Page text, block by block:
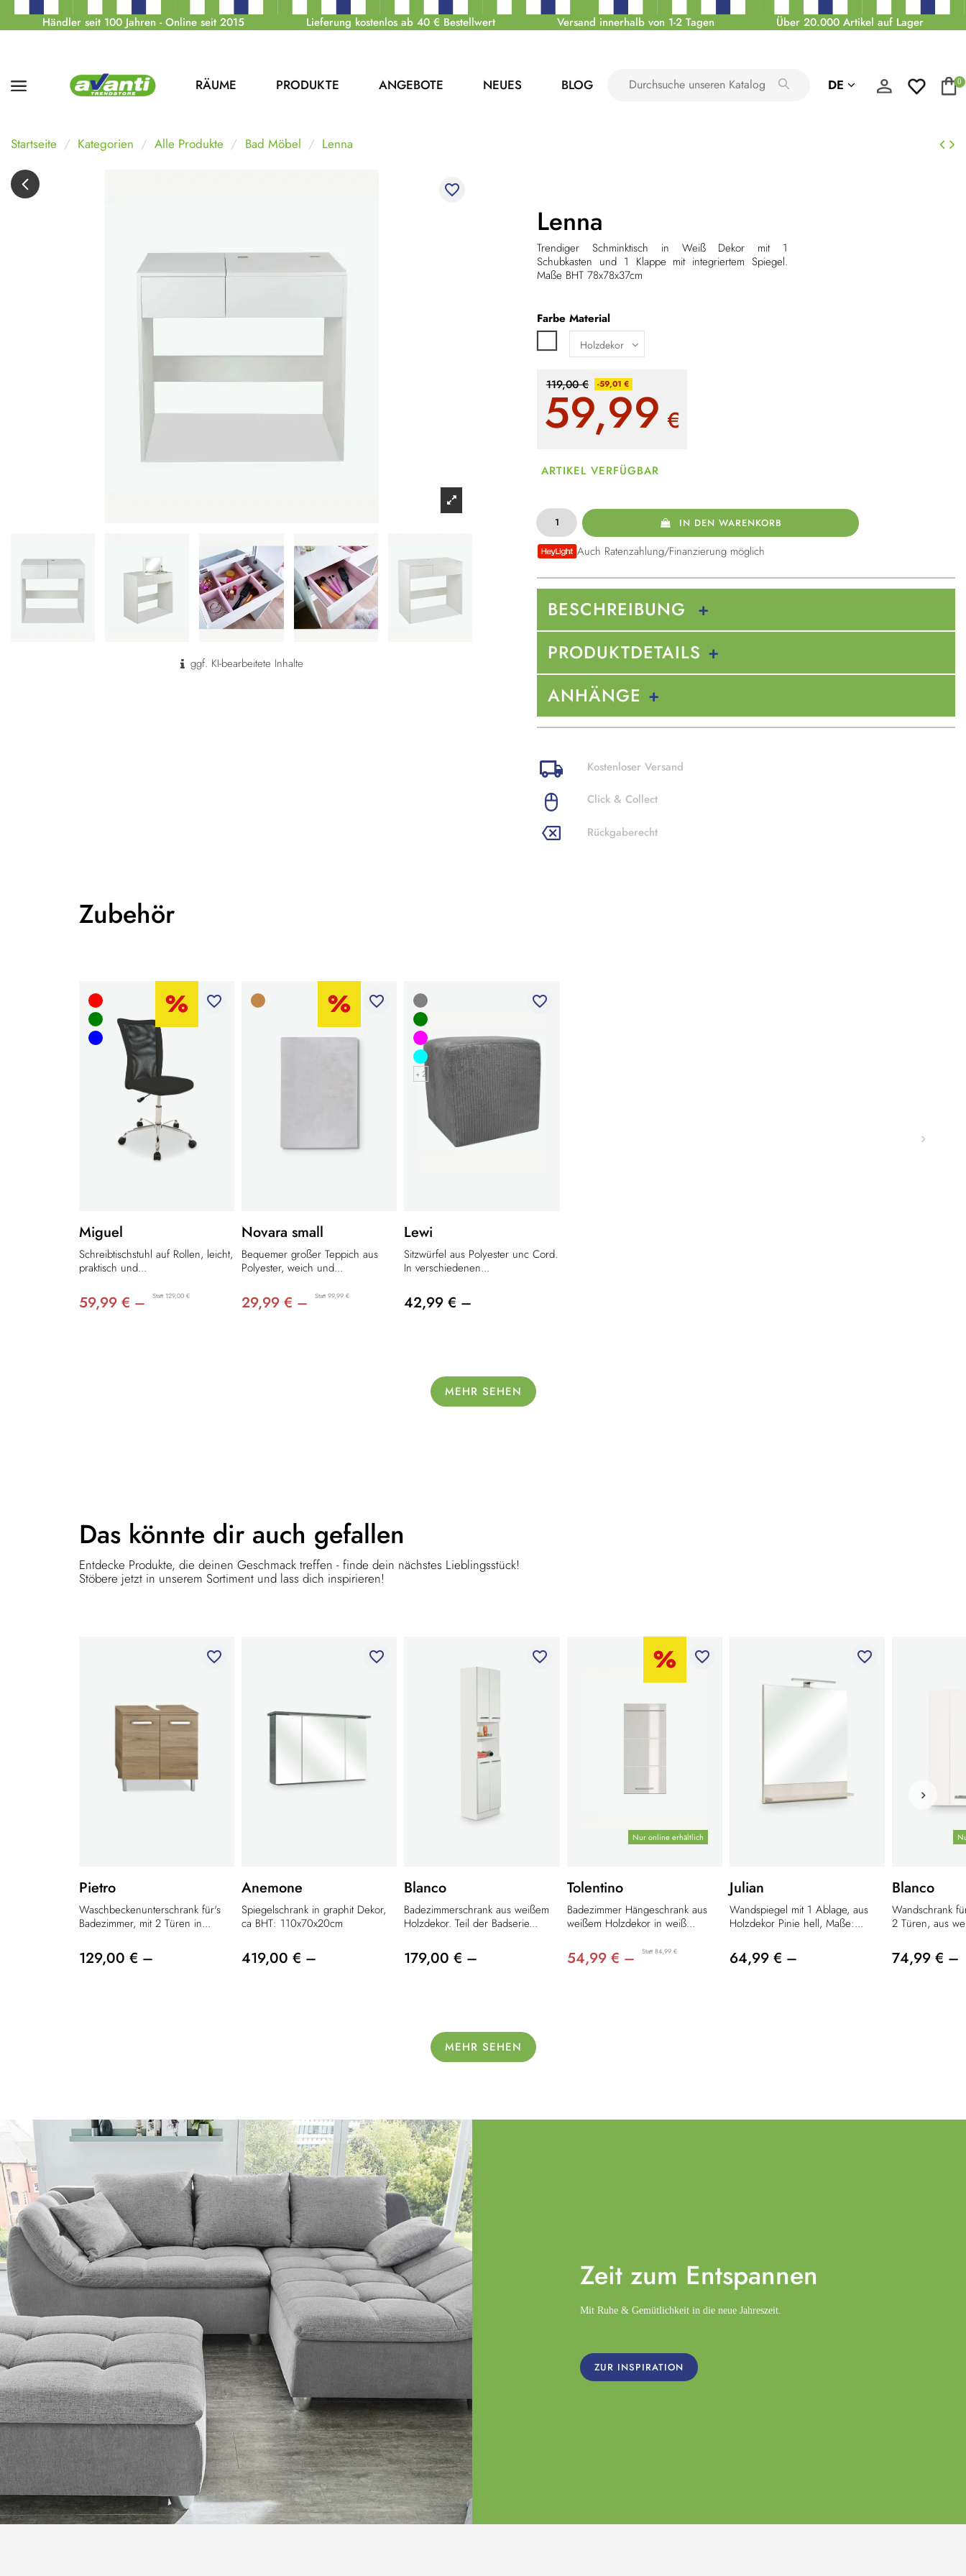
Händler seit 100 Jahren - Online seit 2015 Lieferung kostenlos ab 40 € Bestellwert Versand innerhalb von 1-2 Tagen Über 20.000 Artikel auf Lager
RÄUME PRODUKTE ANGEBOTE NEUES BLOG DE 0
Startseite Kategorien Alle Produkte Bad Möbel Lenna
favorite_border
ggf. KI-bearbeitete Inhalte
Lenna
Trendiger Schminktisch in Weiß Dekor mit 1
Schubkasten und 1 Klappe mit integriertem Spiegel.
Maße BHT 78x78x37cm
Farbe Material
119,00 € -59,01 €
59,99 €
ARTIKEL VERFÜGBAR
IN DEN WARENKORB
Auch Ratenzahlung/Finanzierung möglich
BESCHREIBUNG
PRODUKTDETAILS
ANHÄNGE
Kostenloser Versand
Click & Collect
Rückgaberecht
Zubehör
favorite_border
Miguel
Schreibtischstuhl auf Rollen, leicht,
praktisch und...
59,99 € – Statt 129,00 €
favorite_border
Novara small
Bequemer großer Teppich aus
Polyester, weich und...
29,99 € – Statt 99,99 €
+ 2
favorite_border
Lewi
Sitzwürfel aus Polyester unc Cord.
In verschiedenen...
42,99 € –
MEHR SEHEN
Das könnte dir auch gefallen
Entdecke Produkte, die deinen Geschmack treffen - finde dein nächstes Lieblingsstück!
Stöbere jetzt in unserem Sortiment und lass dich inspirieren!
favorite_border
Pietro
Waschbeckenunterschrank für's
Badezimmer, mit 2 Türen in...
129,00 € –
favorite_border
Anemone
Spiegelschrank in graphit Dekor,
ca BHT: 110x70x20cm
419,00 € –
favorite_border
Blanco
Badezimmerschrank aus weißem
Holzdekor. Teil der Badserie...
179,00 € –
Nur online erhältlich
favorite_border
Tolentino
Badezimmer Hängeschrank aus
weißem Holzdekor in weiß...
54,99 € – Statt 84,99 €
favorite_border
Julian
Wandspiegel mit 1 Ablage, aus
Holzdekor Pinie hell, Maße:...
64,99 € –
Blanco
Wandschrank
2 Türen, aus
74,99 € –
MEHR SEHEN
Zeit zum Entspannen
Mit Ruhe & Gemütlichkeit in die neue Jahreszeit.
ZUR INSPIRATION